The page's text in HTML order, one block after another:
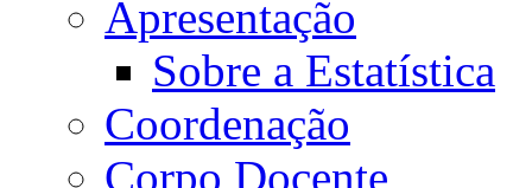
Apresentação
Sobre a Estatística
Coordenação
Corpo Docente